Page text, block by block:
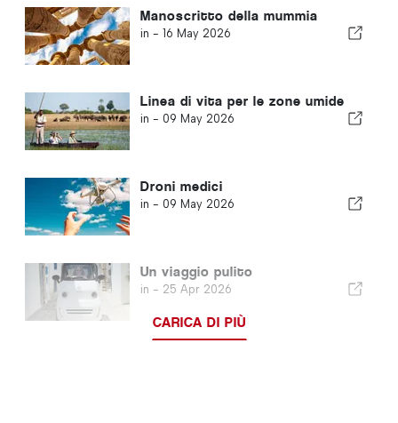
Manoscritto della mummia
in - 16 May 2026
Linea di vita per le zone umide
in - 09 May 2026
Droni medici
in - 09 May 2026
Un viaggio pulito
in - 25 Apr 2026
CARICA DI PIÙ